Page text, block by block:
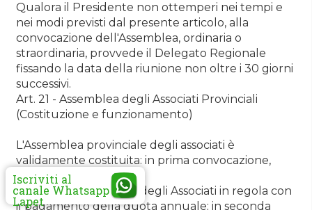
Qualora il Presidente non ottemperi nei tempi e
nei modi previsti dal presente articolo, alla
convocazione dell'Assemblea, ordinaria o
straordinaria, provvede il Delegato Regionale
fissando la data della riunione non oltre i 30 giorni
successivi.
Art. 21 - Assemblea degli Associati Provinciali
(Costituzione e funzionamento)
L'Assemblea provinciale degli associati è
validamente costituita: in prima convocazione,
quando è presente la
maggioranza assoluta degli Associati in regola con
il pagamento della quota annuale; in seconda
Iscriviti al
canale Whatsapp
Lapet